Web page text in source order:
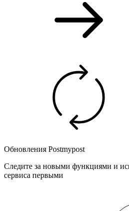
Обновления Postmypost
Следите за новыми функциями и
сервиса первыми